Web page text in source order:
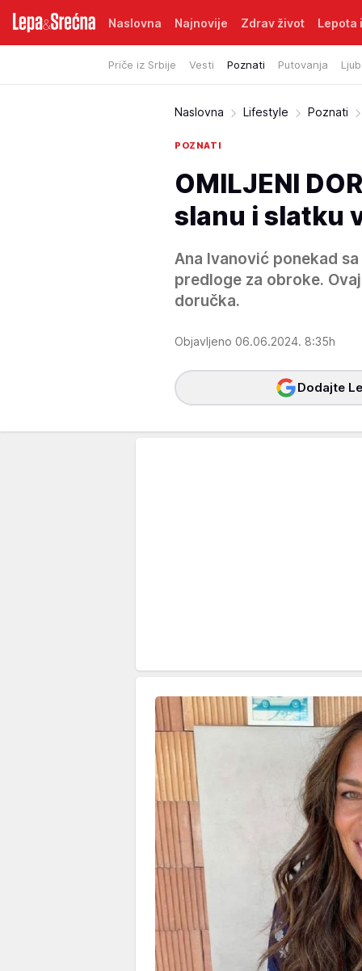
Naslovna Najnovije Zdrav život Lepota
Priče iz Srbije Vesti Poznati Putovanja
Naslovna Lifestyle Poznati
POZNATI
OMILJENI
slanu i slatku
Ana Ivanović ponekad
predloge za obroke.
doručka.
Objavljeno 06.06.2024. 8:35h
Dodajte